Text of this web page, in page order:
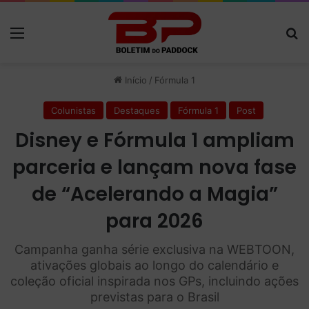
Início / Fórmula 1
Colunistas Destaques Fórmula 1 Post
Disney e Fórmula 1 ampliam
parceria e lançam nova fase
de “Acelerando a Magia”
para 2026
Campanha ganha série exclusiva na WEBTOON,
ativações globais ao longo do calendário e
coleção oficial inspirada nos GPs, incluindo ações
previstas para o Brasil